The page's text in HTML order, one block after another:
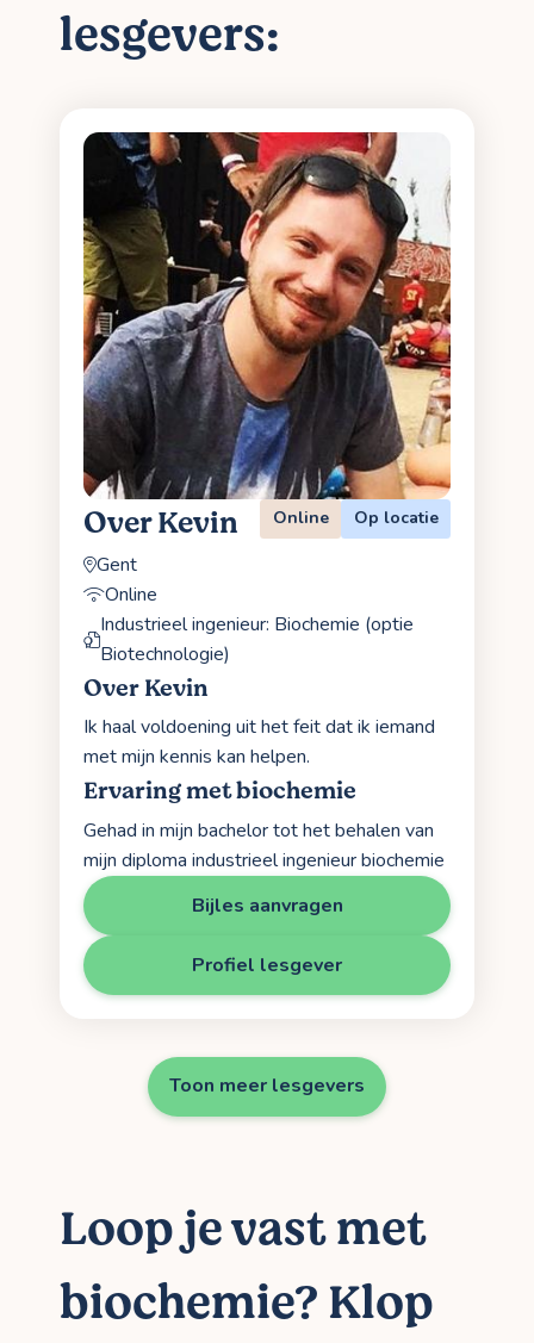
lesgevers:
Over Kevin Online Op locatie
Gent
Online
Industrieel ingenieur: Biochemie (optie
Biotechnologie)
Over Kevin
Ik haal voldoening uit het feit dat ik iemand
met mijn kennis kan helpen.
Ervaring met biochemie
Gehad in mijn bachelor tot het behalen van
mijn diploma industrieel ingenieur biochemie
Bijles aanvragen
Profiel lesgever
Toon meer lesgevers
Loop je vast met
biochemie? Klop